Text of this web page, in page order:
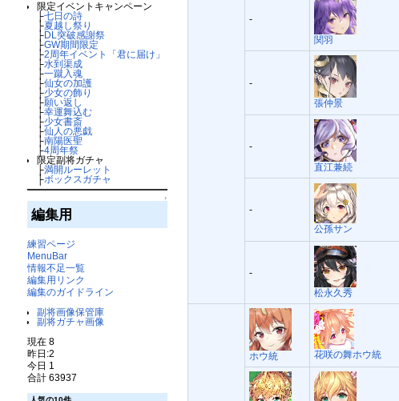
限定イベントキャンペーン
├七日の詩
├夏越し祭り
├DL突破感謝祭
├GW期間限定
├2周年イベント「君に届け」
├水到渠成
├一蹴入魂
├仙女の加護
├少女の飾り
├願い返し
├幸運舞込む
├少女書斎
├仙人の悪戯
├南陽医聖
├4周年祭
限定副将ガチャ
├満開ルーレット
├ボックスガチャ
↑
編集用
練習ページ
MenuBar
情報不足一覧
編集用リンク
編集のガイドライン
副将画像保管庫
副将ガチャ画像
現在 8
昨日:2
今日 1
合計 63937
-
関羽
-
張仲景
-
直江兼続
-
公孫サン
-
松永久秀
ホウ統 花咲の舞ホウ統